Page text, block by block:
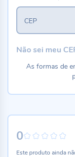
0
Este produto ainda
CEP
Não sei meu
As formas de